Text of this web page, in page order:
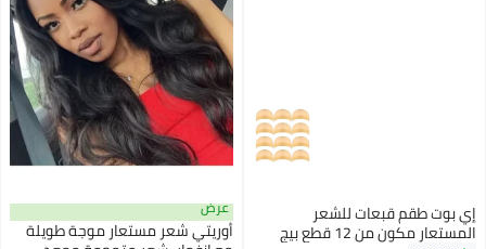
للشعر
بيج
عرض
أوريتي شعر مستعار موجة طويلة